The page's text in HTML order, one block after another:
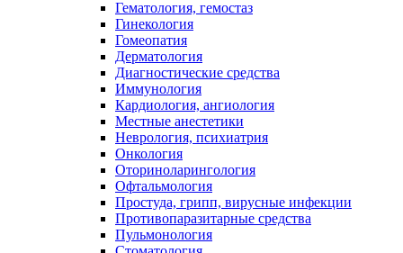
Гематология, гемостаз
Гинекология
Гомеопатия
Дерматология
Диагностические средства
Иммунология
Кардиология, ангиология
Местные анестетики
Неврология, психиатрия
Онкология
Оториноларингология
Офтальмология
Простуда, грипп, вирусные инфекции
Противопаразитарные средства
Пульмонология